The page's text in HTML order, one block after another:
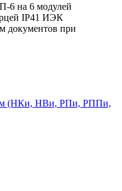
6 на 6 модулей
IP41 ИЭК
документов при
(НКи, НВи, РПи, РППи,